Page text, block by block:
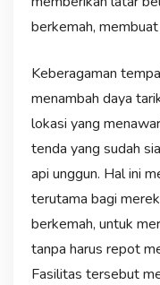
berkemah,
Keberagaman
menambah daya
lokasi yang
tenda yang sudah
api unggun. Hal ini
terutama bagi
berkemah, untuk
tanpa harus repot
Fasilitas tersebut